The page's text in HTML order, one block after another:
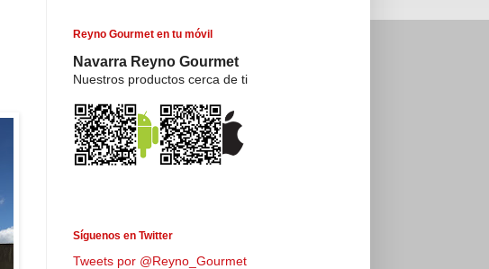
Reyno Gourmet en tu móvil
Navarra Reyno Gourmet
Nuestros productos cerca de ti
Síguenos en Twitter
Tweets por @Reyno_Gourmet